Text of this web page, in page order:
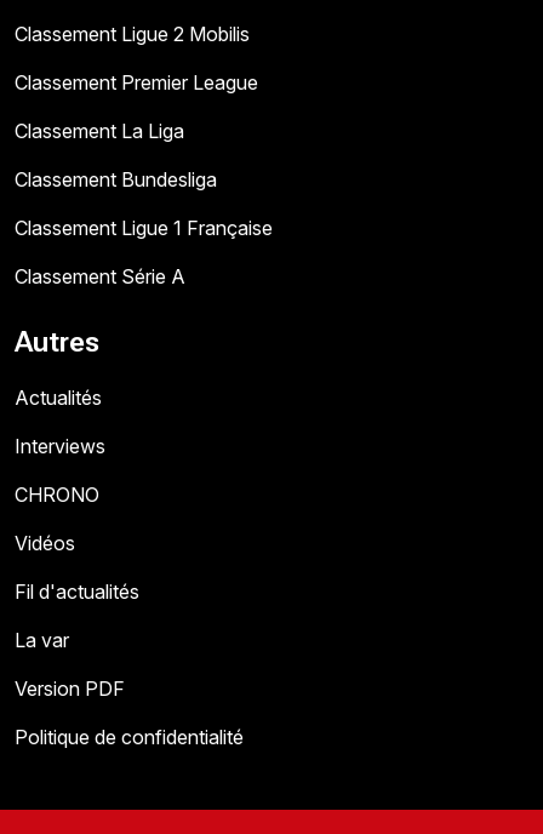
Classement Ligue 2 Mobilis
Classement Premier League
Classement La Liga
Classement Bundesliga
Classement Ligue 1 Française
Classement Série A
Autres
Actualités
Interviews
CHRONO
Vidéos
Fil d'actualités
La var
Version PDF
Politique de confidentialité